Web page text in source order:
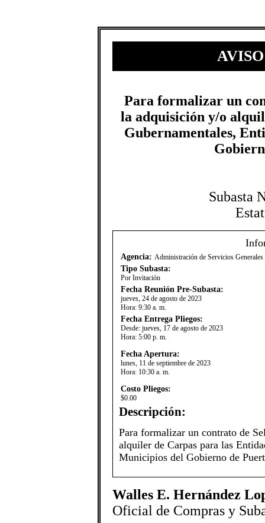
​​Para formalizar un
la adquisición y/o
Gubernamentales,
Subasta
Agencia: Administración de Servicios
Tipo Subasta:
Por Invitación
Fecha Reunión Pre-Subasta:
jueves, 24 de agosto de 2023
Hora: 9:30 a. m.
Fecha Entrega Pliegos:
Desde: jueves, 17 de agosto de 2023
Hora: 5:00 p. m.
Fecha Apertura:
lunes, 11 de septiembre de 2023
Hora: 10:30 a. m.
Costo Pliegos:
$0.00
Descripción:
​Para formalizar un contrato de
alquiler de Carpas para las
Municipios del Gobierno de
Walles E. Hernández
Oficial de Compras y